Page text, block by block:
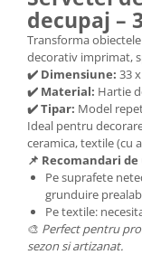
Hartie matase
Hartie origami
Hartie reciclata/manuala
Plicuri
Carton
Rame, albume, notesuri
Masti
Forme/Figurine carton
Panglici, snururi, sarma
Dantela
Panglici craciun
decupaj –
Transforma
decorativ imprimat,
✔️ Dimensiune: 33
✔️ Material: Hartie
✔️ Tipar: Model
Ideal pentru
ceramica, textile (cu
📌 Recomandari
Pe suprafete
grunduire
Pe textile:
🎨 Perfect pentru
sezon si artizanat.